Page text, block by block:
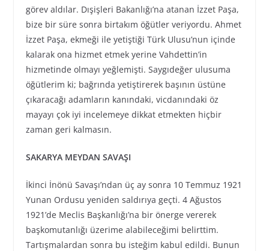
görev aldılar. Dışişleri Bakanlığı’na atanan İzzet Paşa,
bize bir süre sonra birtakım öğütler veriyordu. Ahmet
İzzet Paşa, ekmeği ile yetiştiği Türk Ulusu’nun içinde
kalarak ona hizmet etmek yerine Vahdettin’in
hizmetinde olmayı yeğlemişti. Saygıdeğer ulusuma
öğütlerim ki; bağrında yetiştirerek başının üstüne
çıkaracağı adamların kanındaki, vicdanındaki öz
mayayı çok iyi incelemeye dikkat etmekten hiçbir
zaman geri kalmasın.
SAKARYA MEYDAN SAVAŞI
İkinci İnönü Savaşı’ndan üç ay sonra 10 Temmuz 1921
Yunan Ordusu yeniden saldırıya geçti. 4 Ağustos
1921’de Meclis Başkanlığı’na bir önerge vererek
başkomutanlığı üzerime alabileceğimi belirttim.
Tartışmalardan sonra bu isteğim kabul edildi. Bunun